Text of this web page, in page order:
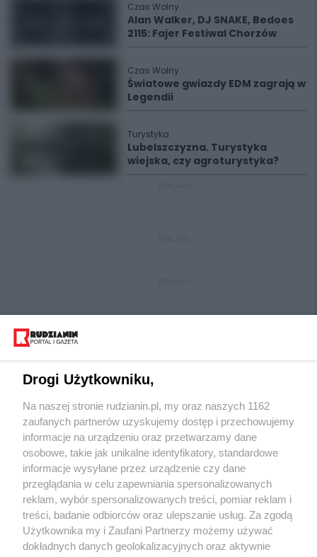
Czas Wolny
Alan Walker, DJ SNAKE, Bedoes
2115: Fajer Festiwal Chorzów
Czas Wolny
Światowe gwiazdy EDM zagrają w
Legendii
Turystyka
Lubelszczyzna. Turystyka
wiejska, czy agroturystyka?
Wydawca mediów lokalnych
Nie zapomnij
zapoznać się z:
polityką prywatności regulamin korzystania z portali
Twojemiasto Skontakuj sięz nami
Drogi Użytkowniku,
Na naszej stronie rudzianin.pl, my oraz naszych 1162
zaufanych partnerów uzyskujemy dostęp i przechowujemy
informacje na urządzeniu oraz przetwarzamy dane
osobowe, takie jak unikalne identyfikatory, standardowe
informacje wysyłane przez urządzenie czy dane
przeglądania w celu zapewniania spersonalizowanych
reklam, wybór spersonalizowanych treści, pomiar reklam i
treści, badanie odbiorców oraz ulepszanie usług. Za zgodą
Użytkownika my i Zaufani Partnerzy możemy używać
dokładnych danych geolokalizacyjnych oraz aktywnie